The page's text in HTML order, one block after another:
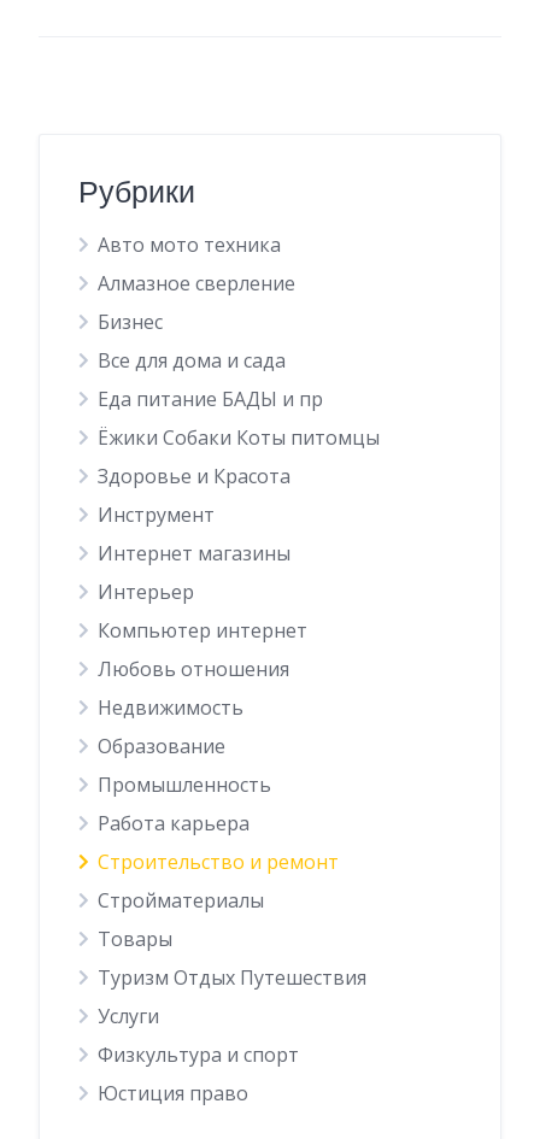
Рубрики
Авто мото техника
Алмазное сверление
Бизнес
Все для дома и сада
Еда питание БАДЫ и пр
Ёжики Собаки Коты питомцы
Здоровье и Красота
Инструмент
Интернет магазины
Интерьер
Компьютер интернет
Любовь отношения
Недвижимость
Образование
Промышленность
Работа карьера
Строительство и ремонт
Стройматериалы
Товары
Туризм Отдых Путешествия
Услуги
Физкультура и спорт
Юстиция право